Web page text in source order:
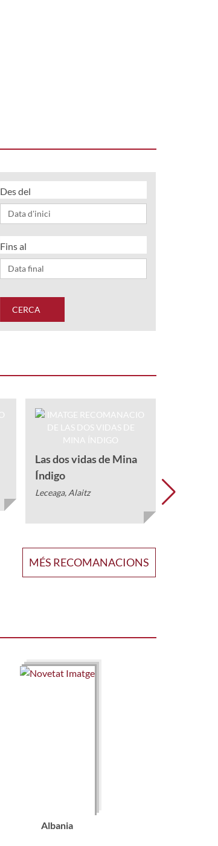
Des del
Fins al
CERCA
Las dos vidas de Mina
Índigo
Leceaga, Alaitz
MÉS RECOMANACIONS
Albania